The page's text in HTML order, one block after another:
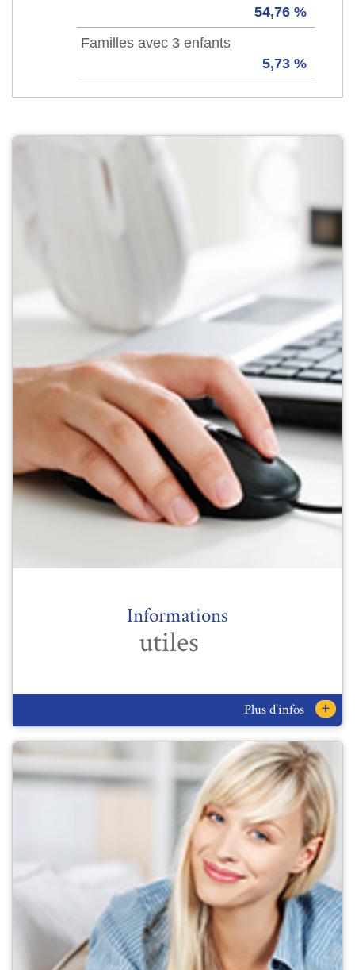
54,76 %
Familles avec 3 enfants
5,73 %
Informations
utiles
Plus d'infos +